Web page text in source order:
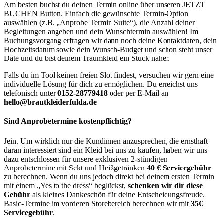
Am besten buchst du deinen Termin online über unseren JETZT
BUCHEN Button. Einfach die gewünschte Termin-Option
auswählen (z.B. „Anprobe Termin Suite“), die Anzahl deiner
Begleitungen angeben und dein Wunschtermin auswählen! Im
Buchungsvorgang erfragen wir dann noch deine Kontaktdaten, dein
Hochzeitsdatum sowie dein Wunsch-Budget und schon steht unser
Date und du bist deinem Traumkleid ein Stück näher.
Falls du im Tool keinen freien Slot findest, versuchen wir gern eine
individuelle Lösung für dich zu ermöglichen. Du erreichst uns
telefonisch unter0152-28779418 oder per E-Mail an
hello@brautkleiderfulda.de
Sind Anprobetermine kostenpflichtig?
Jein. Um wirklich nur die Kundinnen anzusprechen, die ernsthaft
daran interessiert sind ein Kleid bei uns zu kaufen, haben wir uns
dazu entschlossen für unsere exklusiven 2-stündigen
Anprobetermine mit Sekt und Heißgetränken 40 € Servicegebühr
zu berechnen. Wenn du uns jedoch direkt bei deinem ersten Termin
mit einem „Yes to the dress“ beglückst, schenken wir dir diese
Gebühr als kleines Dankeschön für deine Entscheidungsfreude.
Basic-Termine im vorderen Storebereich berechnen wir mit 35€
Servicegebühr.